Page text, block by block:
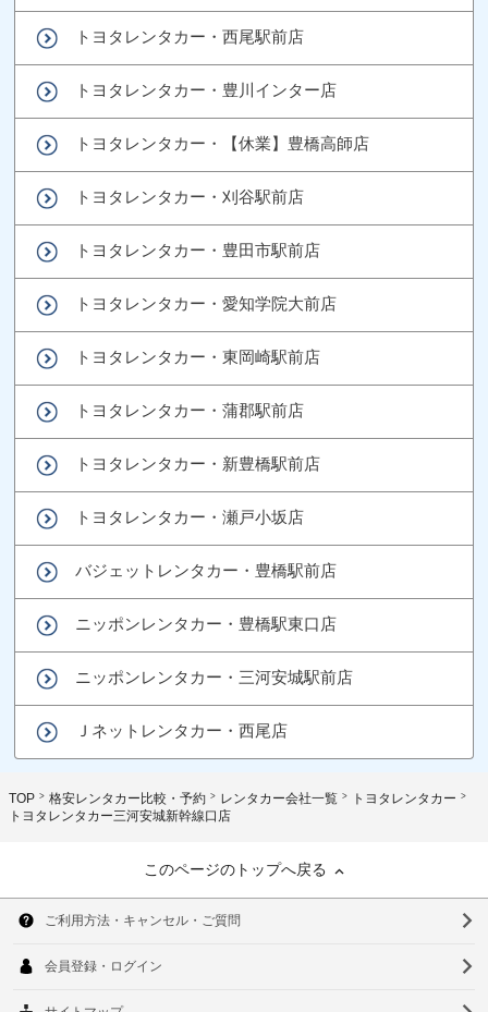
トヨタレンタカー・西尾駅前店
トヨタレンタカー・豊川インター店
トヨタレンタカー・【休業】豊橋高師店
トヨタレンタカー・刈谷駅前店
トヨタレンタカー・豊田市駅前店
トヨタレンタカー・愛知学院大前店
トヨタレンタカー・東岡崎駅前店
トヨタレンタカー・蒲郡駅前店
トヨタレンタカー・新豊橋駅前店
トヨタレンタカー・瀬戸小坂店
バジェットレンタカー・豊橋駅前店
ニッポンレンタカー・豊橋駅東口店
ニッポンレンタカー・三河安城駅前店
Ｊネットレンタカー・西尾店
TOP 格安レンタカー比較・予約 レンタカー会社一覧
トヨタレンタカー
トヨタレンタカー三河安城新幹線口店
このページのトップへ戻る